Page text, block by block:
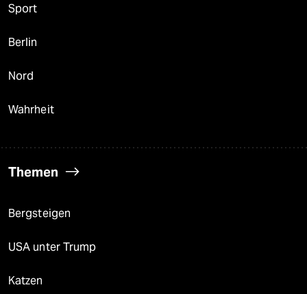
Sport
Berlin
Nord
Wahrheit
Themen
Bergsteigen
USA unter Trump
Katzen